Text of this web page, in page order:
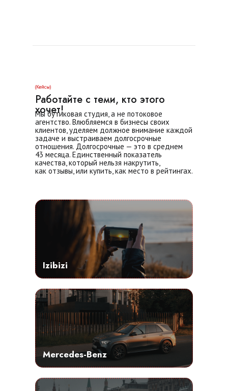
Мы бутиковая студия, а не потоковое
агентство. Влюбляемся в бизнесы своих
клиентов, уделяем должное внимание каждой
задаче и выстраиваем долгосрочные
отношения. Долгосрочные — это в среднем
43 месяца. Единственный показатель
качества, который нельзя накрутить,
как отзывы, или купить, как место в рейтингах.
Работайте с теми, кто этого
хочет!
(Кейсы)
Izibizi
Mercedes-Benz